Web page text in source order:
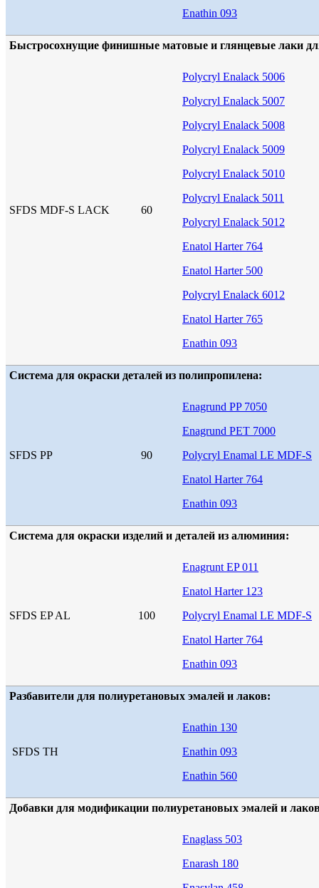
Enathin 093
Быстросохнущие финишные матовые и глянцевые лаки
SFDS MDF-S LACK 60
Polycryl Enalack 5006
Polycryl Enalack 5007
Polycryl Enalack 5008
Polycryl Enalack 5009
Polycryl Enalack 5010
Polycryl Enalack 5011
Polycryl Enalack 5012
Enatol Harter 764
Enatol Harter 500
Polycryl Enalack 6012
Enatol Harter 765
Enathin 093
Система для окраски деталей из полипропилена:
SFDS PP 90
Enagrund PP 7050
Enagrund PET 7000
Polycryl Enamal LE MDF-S
Enatol Harter 764
Enathin 093
Система для окраски изделий и деталей из алюминия:
SFDS EP AL 100
Enagrunt EP 011
Enatol Harter 123
Polycryl Enamal LE MDF-S
Enatol Harter 764
Enathin 093
Разбавители для полиуретановых эмалей и лаков:
SFDS TH
Enathin 130
Enathin 093
Enathin 560
Добавки для модификации полиуретановых эмалей и
Enaglass 503
Enarash 180